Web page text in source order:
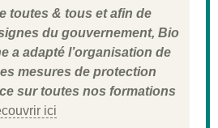
toutes & tous et afin de
du gouvernement, Bio
a adapté l’organisation de
mesures de protection
sur toutes nos formations
ici